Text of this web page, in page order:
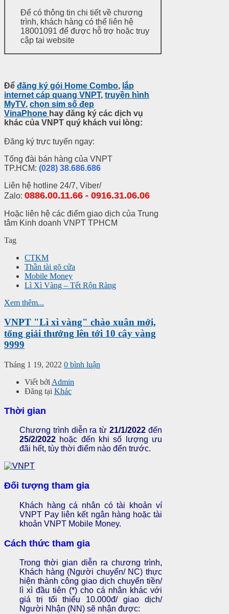
Để có thông tin chi tiết về chương
trình, khách hàng có thể liên hệ
18001091 để được hỗ trợ hoặc truy
cập tại website
Để đăng ký gói Home Combo, lắp
internet cáp quang VNPT, truyền hình
MyTV, chọn sim số đẹp
VinaPhone hay đăng ký các dịch vụ
khác của VNPT quý khách vui lòng:
Đăng ký trực tuyến ngay:
Tổng đài bán hàng của VNPT
TP.HCM: (028) 38.686.686
Liên hệ hotline 24/7, Viber/
Zalo: 0886.00.11.66 - 0916.31.06.06
Hoặc liên hệ các điểm giao dịch của Trung
tâm Kinh doanh VNPT TPHCM
Tag
CTKM
Thần tài gõ cửa
Mobile Money
Lì Xì Vàng – Tết Rộn Ràng
Xem thêm...
VNPT "Lì xì vàng" chào xuân mới,
tổng giải thưởng lên tới 10 cây vàng
9999
Tháng 1 19, 2022 0 bình luận
Viết bởi Admin
Đăng tại Khác
Thời gian
Chương trình diễn ra từ21/1/2022 đến
25/2/2022 hoặc đến khi số lượng ưu
đãi hết, tùy thời điểm nào đến trước.
Đối tượng tham gia
Khách hàng cá nhân có tài khoản ví
VNPT Pay liên kết ngân hàng hoặc tài
khoản VNPT Mobile Money.
Cách thức tham gia
Trong thời gian diễn ra chương trình,
Khách hàng (Người chuyển/ NC) thực
hiện thành công giao dịch chuyển tiền/
lì xì đầu tiên (*) cho cá nhân khác với
giá trị tối thiểu 10.000đ/ giao dịch/
Người Nhận (NN) sẽ nhận được: